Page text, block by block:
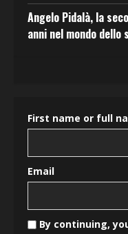
Angelo Pidalà, la
anni nel mondo
First name or full
Email
By continuing,